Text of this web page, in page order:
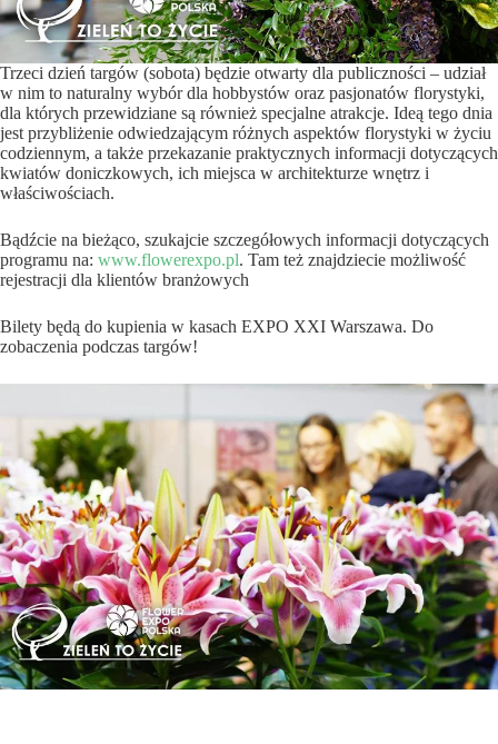
Trzeci dzień targów (sobota) będzie otwarty dla publiczności – udział
w nim to naturalny wybór dla hobbystów oraz pasjonatów florystyki,
dla których przewidziane są również specjalne atrakcje. Ideą tego dnia
jest przybliżenie odwiedzającym różnych aspektów florystyki w życiu
codziennym, a także przekazanie praktycznych informacji dotyczących
kwiatów doniczkowych, ich miejsca w architekturze wnętrz i
właściwościach.
Bądźcie na bieżąco, szukajcie szczegółowych informacji dotyczących
programu na: www.flowerexpo.pl. Tam też znajdziecie możliwość
rejestracji dla klientów branżowych
Bilety będą do kupienia w kasach EXPO XXI Warszawa. Do
zobaczenia podczas targów!